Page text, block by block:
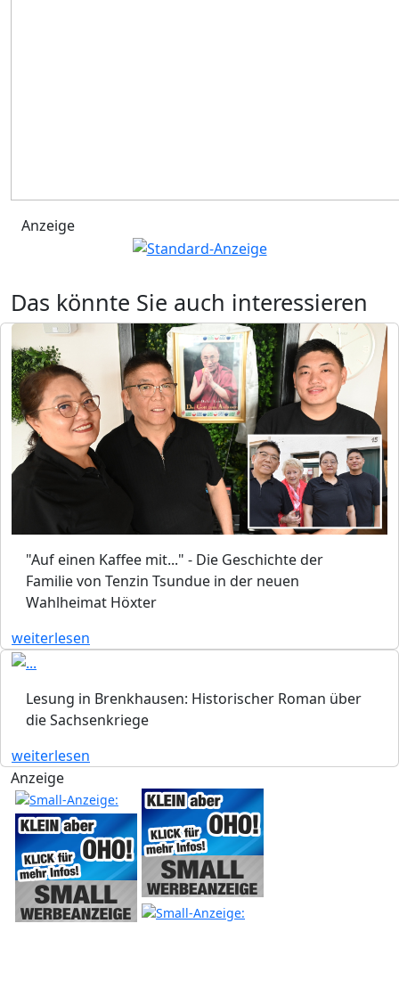
Anzeige
Das könnte Sie auch interessieren
"Auf einen Kaffee mit..." - Die Geschichte der
Familie von Tenzin Tsundue in der neuen
Wahlheimat Höxter
weiterlesen
Lesung in Brenkhausen: Historischer Roman über
die Sachsenkriege
weiterlesen
Anzeige